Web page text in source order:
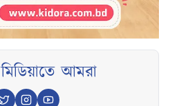
আমরা